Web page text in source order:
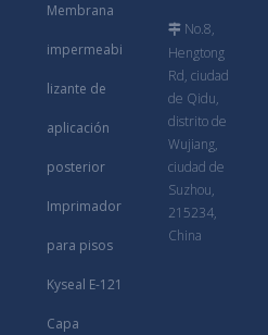
Membrana
impermeabi
lizante de
aplicación
posterior
Imprimador
para pisos
Kyseal E-121
Capa
 No.8,
Hengtong
Rd, ciudad
de Qidu,
distrito de
Wujiang,
ciudad de
Suzhou,
215234,
China